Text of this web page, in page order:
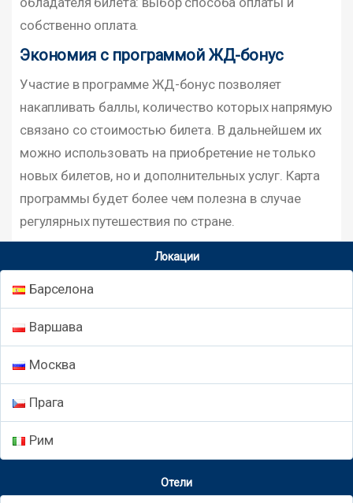
собственно оплата.
Экономия с программой ЖД-бонус
Участие в программе ЖД-бонус позволяет
накапливать баллы, количество которых напрямую
связано со стоимостью билета. В дальнейшем их
можно использовать на приобретение не только
новых билетов, но и дополнительных услуг. Карта
программы будет более чем полезна в случае
регулярных путешествия по стране.
Локации
Барселона
Варшава
Москва
Прага
Рим
Отели